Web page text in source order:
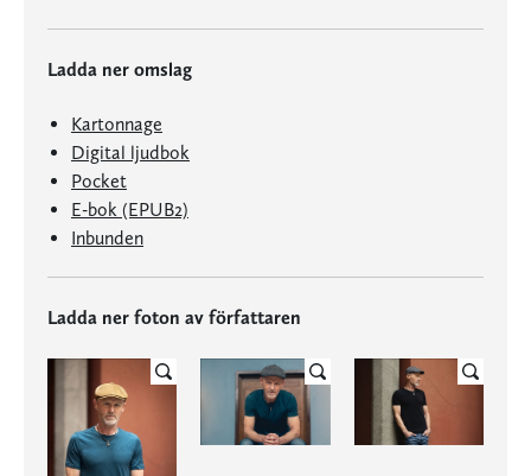
Ladda ner omslag
Kartonnage
Digital ljudbok
Pocket
E-bok (EPUB2)
Inbunden
Ladda ner foton av författaren